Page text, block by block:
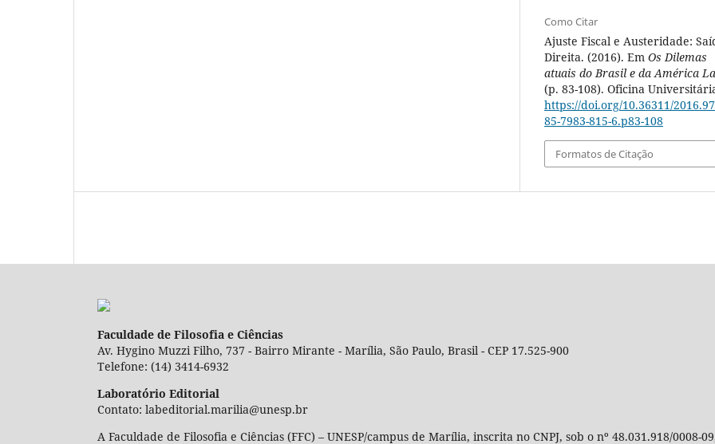
Como Citar
Ajuste Fiscal e Austeridade:
Direita. (2016). Em Os Dilemas
atuais do Brasil e da América
(p. 83-108). Oficina
https://doi.org/10.36311/
85-7983-815-6.p83-108
Formatos de Citação
Faculdade de Filosofia e Ciências
Av. Hygino Muzzi Filho, 737 - Bairro Mirante - Marília, São Paulo, Brasil - CEP 17.525-900
Telefone: (14) 3414-6932
Laboratório Editorial
Contato: labeditorial.marilia@unesp.br
A Faculdade de Filosofia e Ciências (FFC) – UNESP/campus de Marília, inscrita no CNPJ, sob o nº 48.031.918/0008-